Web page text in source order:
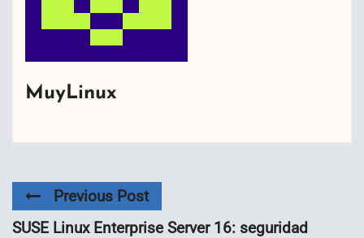
MuyLinux
Previous Post
SUSE Linux Enterprise Server 16: seguridad